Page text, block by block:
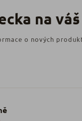
o nových